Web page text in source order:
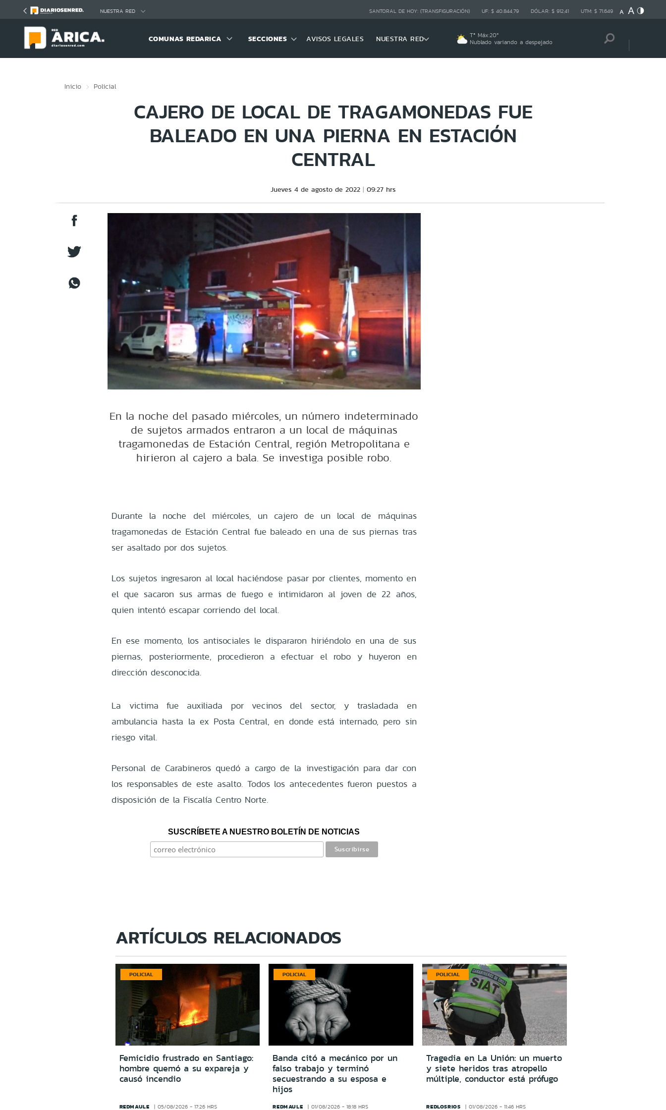
NUESTRA RED SANTORAL DE HOY: (TRANSFIGURACIÓN) UF: $ 40.844,79 DÓLAR: $ 912,41 UTM: $ 71.649
COMUNAS REDARICA SECCIONES AVISOS LEGALES NUESTRA RED Tª Máx:20º
Nublado variando a despejado
Inicio Policial
CAJERO DE LOCAL DE TRAGAMONEDAS FUE
BALEADO EN UNA PIERNA EN ESTACIÓN
CENTRAL
Jueves 4 de agosto de 2022 09:27 hrs
En la noche del pasado miércoles, un número indeterminado
de sujetos armados entraron a un local de máquinas
tragamonedas de Estación Central, región Metropolitana e
hirieron al cajero a bala. Se investiga posible robo.
Durante la noche del miércoles, un cajero de un local de máquinas
tragamonedas de Estación Central fue baleado en una de sus piernas tras
ser asaltado por dos sujetos.
Los sujetos ingresaron al local haciéndose pasar por clientes, momento en
el que sacaron sus armas de fuego e intimidaron al joven de 22 años,
quien intentó escapar corriendo del local.
En ese momento, los antisociales le dispararon hiriéndolo en una de sus
piernas, posteriormente, procedieron a efectuar el robo y huyeron en
dirección desconocida.
La victima fue auxiliada por vecinos del sector, y trasladada en
ambulancia hasta la ex Posta Central, en donde está internado, pero sin
riesgo vital.
Personal de Carabineros quedó a cargo de la investigación para dar con
los responsables de este asalto. Todos los antecedentes fueron puestos a
disposición de la Fiscalía Centro Norte.
SUSCRÍBETE A NUESTRO BOLETÍN DE NOTICIAS
ARTÍCULOS RELACIONADOS
POLICIAL
Femicidio frustrado en Santiago:
hombre quemó a su expareja y
causó incendio
REDMAULE 05/08/2026 - 17:26 HRS
POLICIAL
Banda citó a mecánico por un
falso trabajo y terminó
secuestrando a su esposa e
hijos
REDMAULE 01/08/2026 - 18:18 HRS
POLICIAL
Tragedia en La Unión: un muerto
y siete heridos tras atropello
múltiple, conductor está prófugo
REDLOSRIOS 01/08/2026 - 11:46 HRS